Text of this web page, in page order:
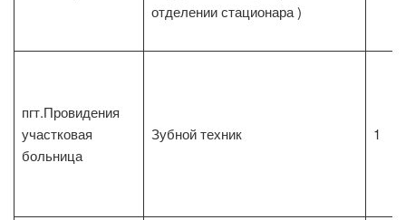
отделении стационара )
пгт.Провидения
участковая
больница
Зубной техник 1